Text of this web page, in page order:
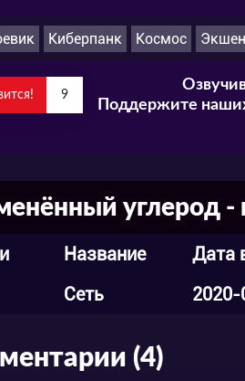
Киберпанк Космос Экшен
9
Поддержите
углерод -
Название Дата
Сеть
(4)